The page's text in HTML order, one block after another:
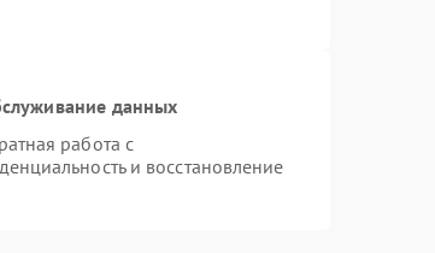
данных
работа с
и восстановление